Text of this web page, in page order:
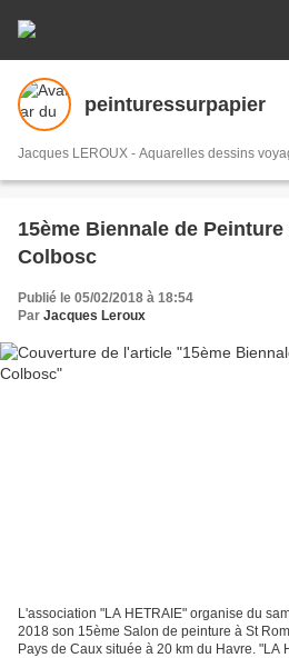
peinturessurpapier
Jacques LEROUX - Aquarelles dessins
15ème Biennale de
Colbosc
Publié le 05/02/2018 à 18:54
Par Jacques Leroux
L'association "LA HETRAIE" organise du
2018 son 15ème Salon de peinture à St
Pays de Caux située à 20 km du Havre. "LA